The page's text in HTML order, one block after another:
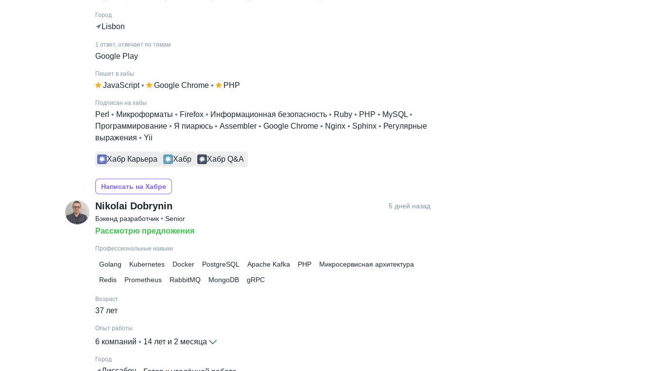
Город
Lisbon
1 ответ, отвечает по темам
Google Play
Пишет в хабы
JavaScript • Google Chrome • PHP
Подписан на хабы
Perl • Микроформаты • Firefox • Информационная безопасность • Ruby • PHP • MySQL
Программирование • Я пиарюсь • Assembler • Google Chrome • Nginx • Sphinx • Регулярные
выражения • Yii
Хабр Карьера Хабр Хабр Q&A
Написать на Хабре
Nikolai Dobrynin
5 дней назад
Бэкенд разработчик • Senior
Рассмотрю предложения
Профессиональные навыки
Golang Kubernetes Docker PostgreSQL Apache Kafka PHP
Микросервисная архитектура
Redis
Prometheus RabbitMQ MongoDB gRPC
Возраст
37 лет
Опыт работы
6 компаний 14 лет и 2 месяца
Город